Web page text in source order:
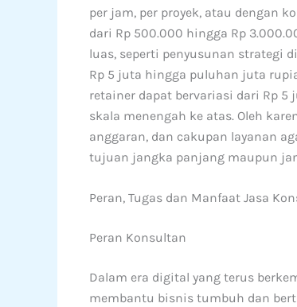
per jam, per proyek, atau dengan
dari Rp 500.000 hingga Rp
luas, seperti penyusunan strategi
Rp 5 juta hingga puluhan juta
retainer dapat bervariasi dari Rp
skala menengah ke atas. Oleh
anggaran, dan cakupan layanan
tujuan jangka panjang maupun
Peran, Tugas dan Manfaat Jasa
Peran Konsultan
Dalam era digital yang terus
membantu bisnis tumbuh dan